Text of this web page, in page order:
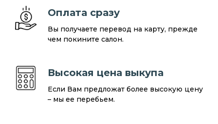
Оплата сразу
Вы получаете перевод на карту, прежде
чем покините салон.
Высокая цена выкупа
Если Вам предложат более высокую цену
– мы ее перебьем.